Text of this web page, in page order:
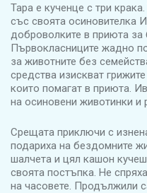
Тара е кученце с три
със своята осиновителка
доброволките в приюта
Първокласниците жадно
за животните без
средства изискват
които помагат в приюта.
на осиновени животинки и
Срещата приключи с
подариха на бездомните
шалчета и цял кашон
своята постъпка. Не
на часовете. Продължили